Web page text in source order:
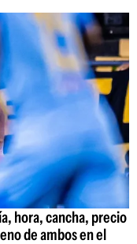
hora, cancha, precio
de ambos en el